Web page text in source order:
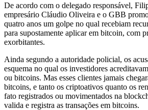
De acordo com o delegado responsável,
empresário Cláudio Oliveira e o GBB
quatro anos um golpe no qual recebiam
para supostamente aplicar em bitcoin, com
exorbitantes.
Ainda segundo a autoridade policial, os
esquema no qual os investidores
ou bitcoins. Mas esses clientes jamais
bitcoins, e tanto os criptoativos quanto os
fato registrados ou movimentados na
valida e registra as transações em bitcoins.